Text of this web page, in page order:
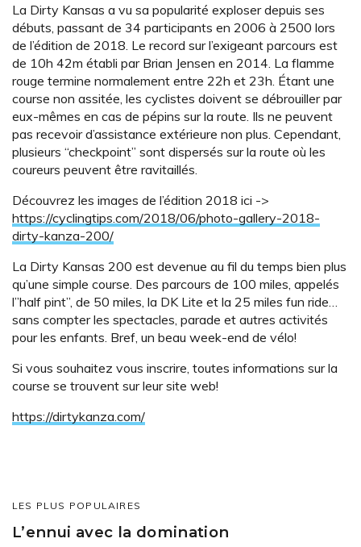
La Dirty Kansas a vu sa popularité exploser depuis ses
débuts, passant de 34 participants en 2006 à 2500 lors
de l’édition de 2018. Le record sur l’exigeant parcours est
de 10h 42m établi par Brian Jensen en 2014. La flamme
rouge termine normalement entre 22h et 23h. Étant une
course non assitée, les cyclistes doivent se débrouiller par
eux-mêmes en cas de pépins sur la route. Ils ne peuvent
pas recevoir d’assistance extérieure non plus. Cependant,
plusieurs “checkpoint” sont dispersés sur la route où les
coureurs peuvent être ravitaillés.
Découvrez les images de l’édition 2018 ici ->
https://cyclingtips.com/2018/06/photo-gallery-2018-
dirty-kanza-200/
La Dirty Kansas 200 est devenue au fil du temps bien plus
qu’une simple course. Des parcours de 100 miles, appelés
l”half pint”, de 50 miles, la DK Lite et la 25 miles fun ride…
sans compter les spectacles, parade et autres activités
pour les enfants. Bref, un beau week-end de vélo!
Si vous souhaitez vous inscrire, toutes informations sur la
course se trouvent sur leur site web!
https://dirtykanza.com/
LES PLUS POPULAIRES
L’ennui avec la domination